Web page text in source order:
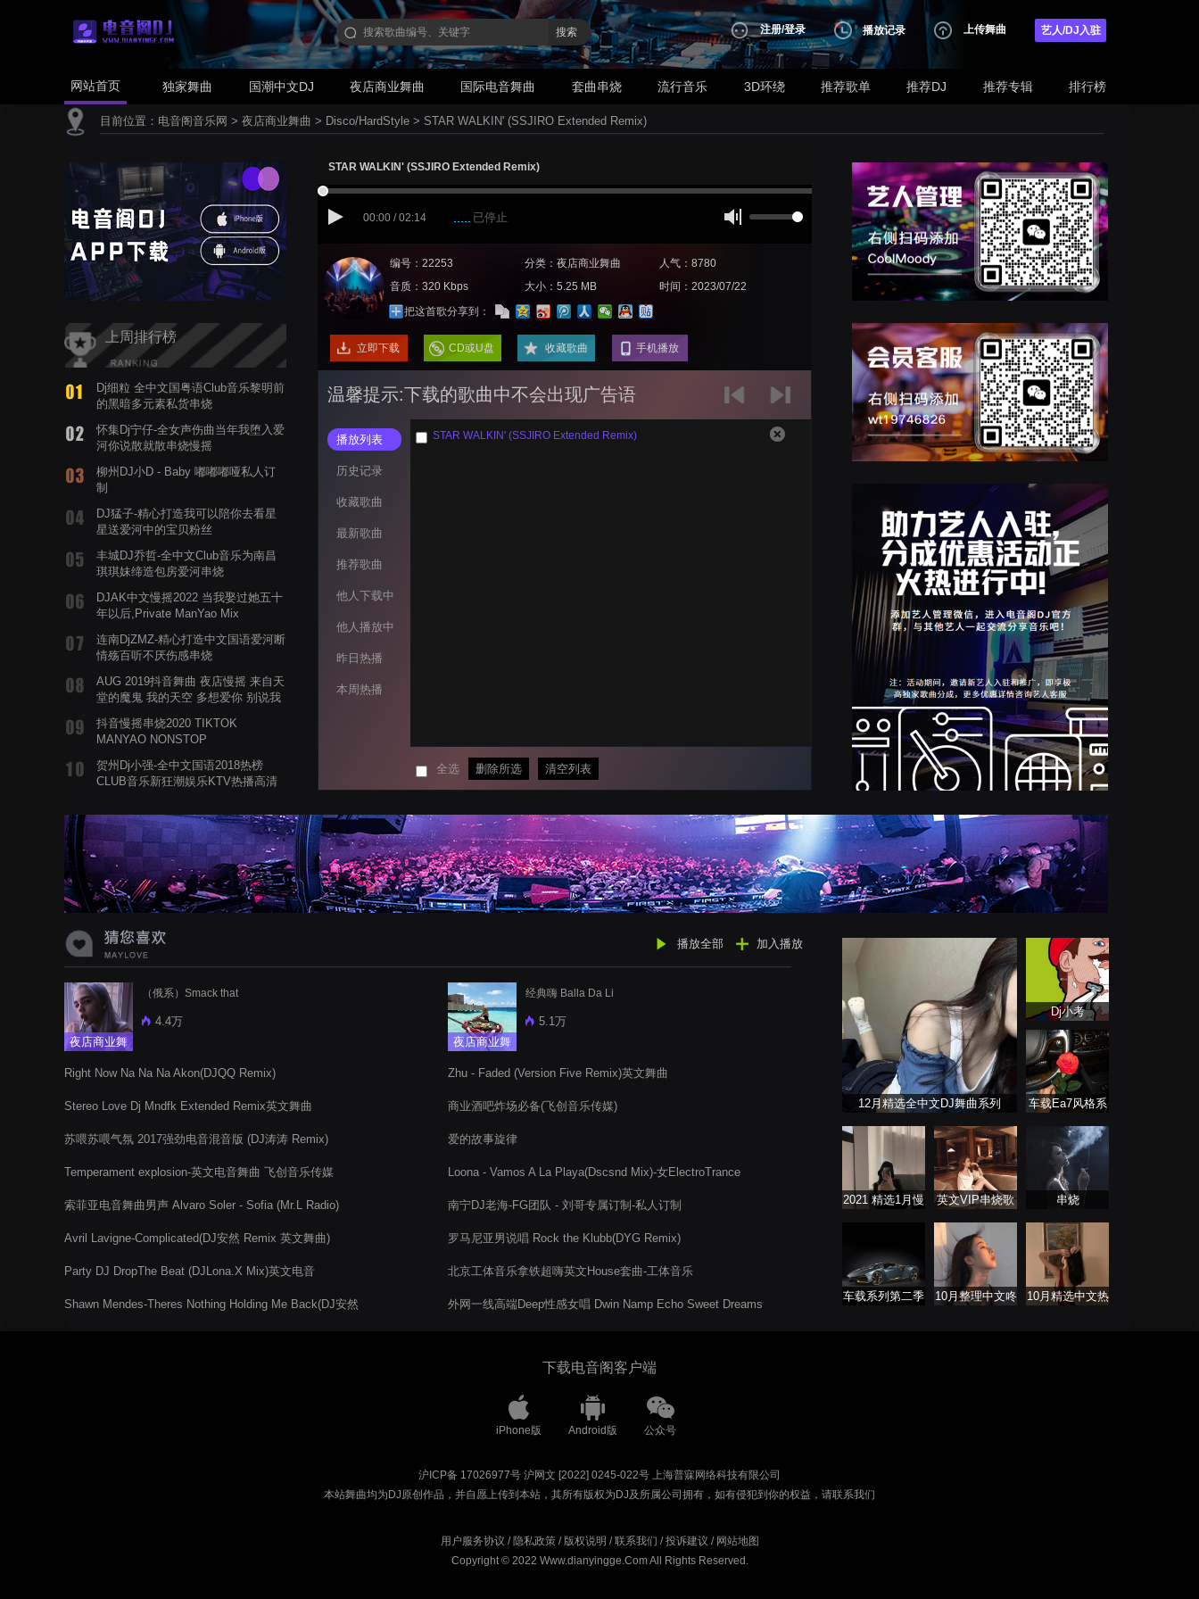
搜索 注册/登录 播放记录 上传舞曲 艺人/DJ入驻
网站首页 独家舞曲 国潮中文DJ 夜店商业舞曲 国际电音舞曲 套曲串烧 流行音乐 3D环绕 推荐歌单 推荐DJ 推荐专辑 排行榜
目前位置： 电音阁音乐网 > 夜店商业舞曲 > Disco/HardStyle > STAR WALKIN' (SSJIRO Extended Remix)
上周排行榜
Dj细粒 全中文国粤语Club音乐黎明前
的黑暗多元素私货串烧
怀集Dj宁仔-全女声伤曲当年我堕入爱
河你说散就散串烧慢摇
柳州DJ小D - Baby 嘟嘟嘟哑私人订
制
DJ猛子-精心打造我可以陪你去看星
星送爱河中的宝贝粉丝
丰城DJ乔哲-全中文Club音乐为南昌
琪琪妹缔造包房爱河串烧
DJAK中文慢摇2022 当我娶过她五十
年以后,Private ManYao Mix
连南DjZMZ-精心打造中文国语爱河断
情殇百听不厌伤感串烧
AUG 2019抖音舞曲 夜店慢摇 来自天
堂的魔鬼 我的天空 多想爱你 别说我
抖音慢摇串烧2020 TIKTOK
MANYAO NONSTOP
蝉爸爸妈妈爱存在夏天的风是想你的
声音啊
贺州Dj小强-全中文国语2018热榜
CLUB音乐新狂潮娱乐KTV热播高清
STAR WALKIN' (SSJIRO Extended Remix)
00:00 / 02:14 已停止
编号：22253 分类：夜店商业舞曲
人气：8780
音质：320 Kbps
大小：5.25 MB
时间：2023/07/22
把这首歌分享到：
立即下载 CD或U盘 收藏歌曲 手机播放
温馨提示:下载的歌曲中不会出现广告语
播放列表
历史记录
收藏歌曲
最新歌曲
推荐歌曲
他人下载中
他人播放中
昨日热播
本周热播
STAR WALKIN' (SSJIRO Extended Remix)
全选 删除所选 清空列表
播放全部 加入播放
夜店商业舞
（俄系）Smack that
4.4万
Right Now Na Na Na Akon(DJQQ Remix)
Stereo Love Dj Mndfk Extended Remix英文舞曲
苏喂苏喂气氛 2017强劲电音混音版 (DJ涛涛 Remix)
Temperament explosion-英文电音舞曲 飞创音乐传媒
索菲亚电音舞曲男声 Alvaro Soler - Sofia (Mr.L Radio)
Avril Lavigne-Complicated(DJ安然 Remix 英文舞曲)
Party DJ DropThe Beat (DJLona.X Mix)英文电音
Shawn Mendes-Theres Nothing Holding Me Back(DJ安然
夜店商业舞
经典嗨 Balla Da Li
5.1万
Zhu - Faded (Version Five Remix)英文舞曲
商业酒吧炸场必备(飞创音乐传媒)
爱的故事旋律
Loona - Vamos A La Playa(Dscsnd Mix)-女ElectroTrance
南宁DJ老海-FG团队 - 刘哥专属订制-私人订制
罗马尼亚男说唱 Rock the Klubb(DYG Remix)
北京工体音乐拿铁超嗨英文House套曲-工体音乐
外网一线高端Deep性感女唱 Dwin Namp Echo Sweet Dreams
12月精选全中文DJ舞曲系列
Dj小考
车载Ea7风格系
2021 精选1月慢
英文VIP串烧歌
串烧
车载系列第二季
10月整理中文咚
10月精选中文热
下载电音阁客户端
iPhone版 Android版 公众号
沪ICP备 17026977号 沪网文 [2022] 0245-022号 上海普寐网络科技有限公司
本站舞曲均为DJ原创作品，并自愿上传到本站，其所有版权为DJ及所属公司拥有，如有侵犯到你的权益，请联系我们
用户服务协议 / 隐私政策/ 版权说明 /联系我们 /投诉建议 / 网站地图
Copyright © 2022 Www.dianyingge.Com All Rights Reserved.